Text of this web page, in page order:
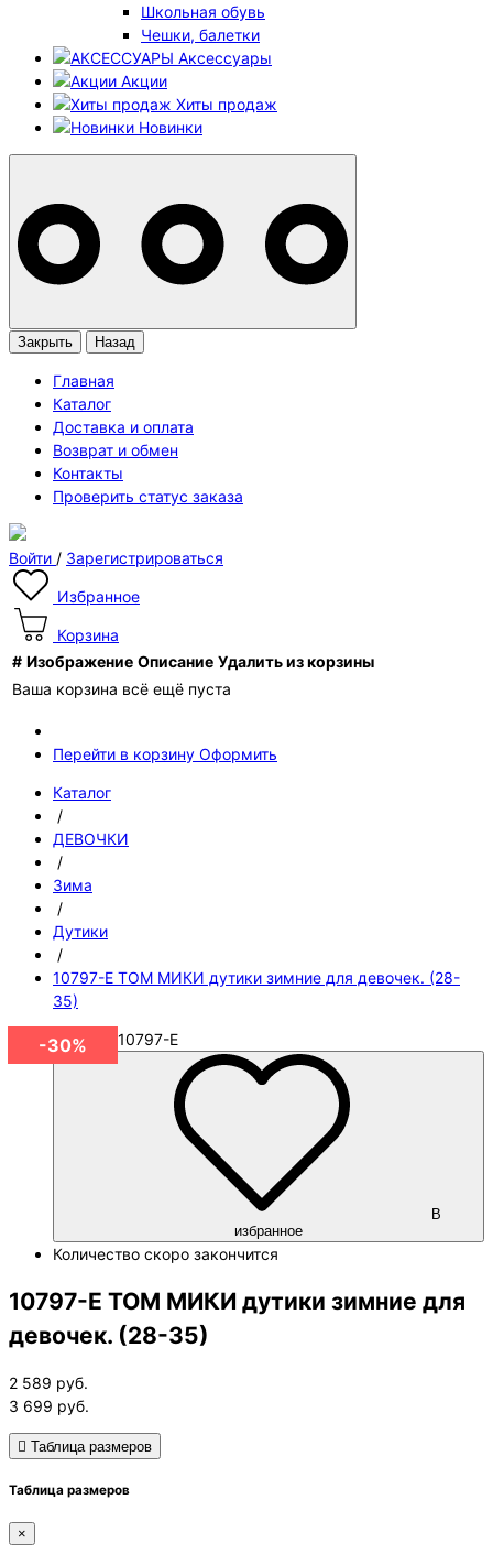
Школьная обувь
Чешки, балетки
Аксессуары
Акции
Хиты продаж
Новинки
Закрыть Назад
Главная
Каталог
Доставка и оплата
Возврат и обмен
Контакты
Проверить статус заказа
Войти / Зарегистрироваться
Избранное
Корзина
# Изображение Описание Удалить из корзины
Ваша корзина всё ещё пуста
Перейти в корзину Оформить
Каталог
/
ДЕВОЧКИ
/
Зима
/
Дутики
/
10797-E ТОМ МИКИ дутики зимние для девочек. (28-
35)
Артикул 10797-E
В
избранное
Количество скоро закончится
10797-E ТОМ МИКИ дутики зимние для
девочек. (28-35)
2 589 руб.
-30%
3 699 руб.
Таблица размеров
Таблица размеров
×